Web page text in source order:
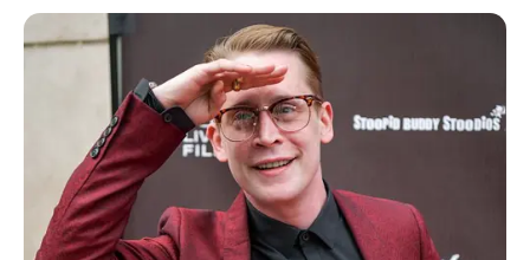
22:24 / 05 Avqust 2026
Daha üç küçədətəmir işlərinə başlanılır
149